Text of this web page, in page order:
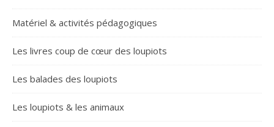
Matériel & activités pédagogiques
Les livres coup de cœur des loupiots
Les balades des loupiots
Les loupiots & les animaux